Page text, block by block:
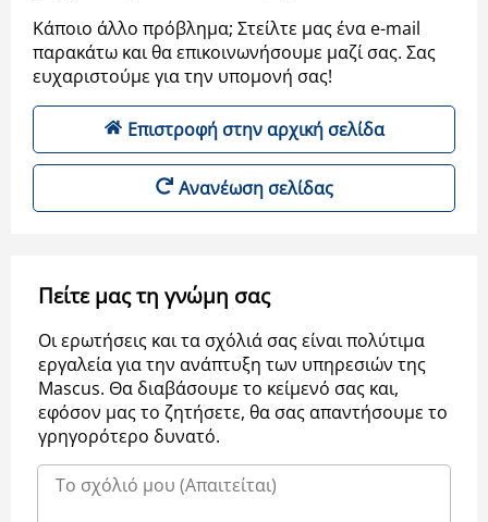
Κάποιο άλλο πρόβλημα; Στείλτε μας ένα e-mail
παρακάτω και θα επικοινωνήσουμε μαζί σας. Σας
ευχαριστούμε για την υπομονή σας!
Επιστροφή στην αρχική σελίδα
Ανανέωση σελίδας
Πείτε μας τη γνώμη σας
Οι ερωτήσεις και τα σχόλιά σας είναι πολύτιμα
εργαλεία για την ανάπτυξη των υπηρεσιών της
Μascus. Θα διαβάσουμε το κείμενό σας και,
εφόσον μας το ζητήσετε, θα σας απαντήσουμε το
γρηγορότερο δυνατό.